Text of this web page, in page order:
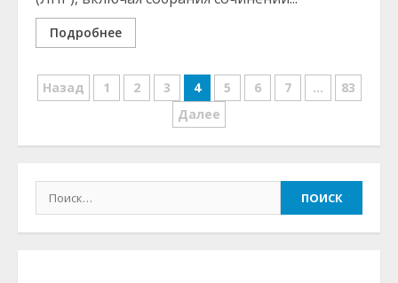
Подробнее
Posts
Назад 1 2 3 4 5 6 7 …
83
Далее
Найти: